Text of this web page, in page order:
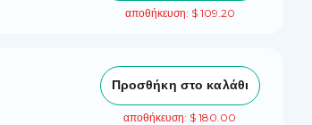
αποθήκευση: $ 109.20
Προσθήκη στο καλάθι
αποθήκευση: $ 180.00